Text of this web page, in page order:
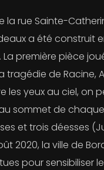
la rue Sainte-
a été construit
La première pièce
tragédie de Racine,
les yeux au ciel, on
sommet de
et trois déesses
2020, la ville de
pour sensibiliser